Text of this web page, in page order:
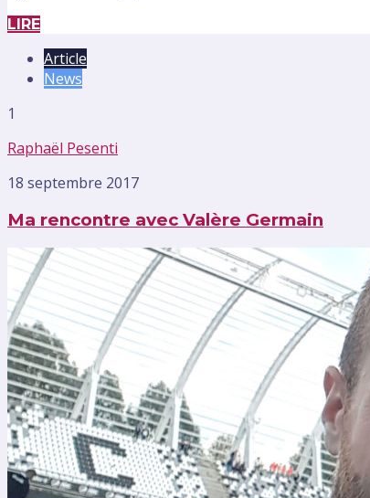
LIRE
Article
News
1
Raphaël Pesenti
18 septembre 2017
Ma rencontre avec Valère Germain